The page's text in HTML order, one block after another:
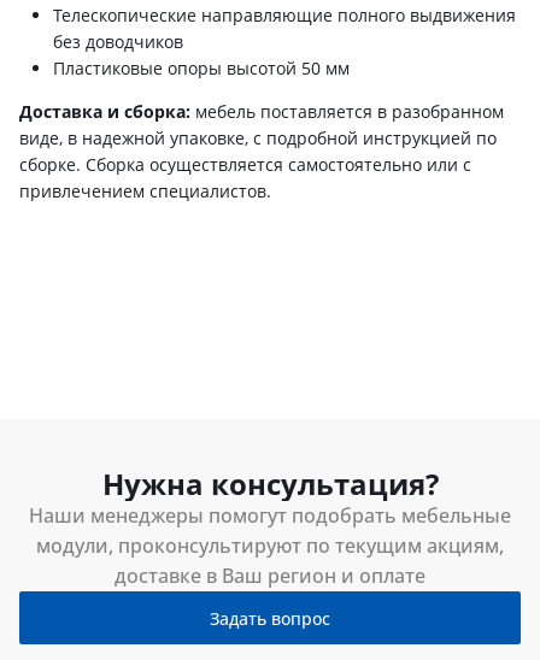
Телескопические направляющие полного выдвижения
без доводчиков
Пластиковые опоры высотой 50 мм
Доставка и сборка: мебель поставляется в разобранном
виде, в надежной упаковке, с подробной инструкцией по
сборке. Сборка осуществляется самостоятельно или с
привлечением специалистов.
Нужна консультация?
Наши менеджеры помогут подобрать мебельные
модули, проконсультируют по текущим акциям,
доставке в Ваш регион и оплате
Задать вопрос